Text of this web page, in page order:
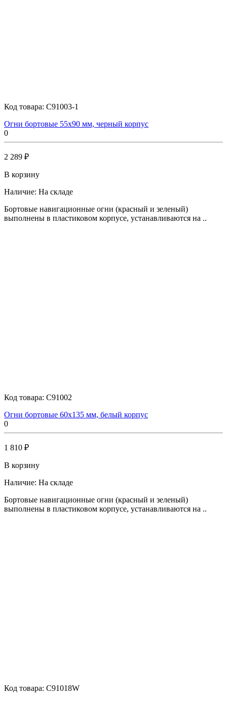
Код товара: C91003-1
Огни бортовые 55х90 мм, черный корпус
0
2 289 ₽
В корзину
Наличие: На складе
Бортовые навигационные огни (красный и зеленый)
выполнены в пластиковом корпусе, устанавливаются на ..
Код товара: C91002
Огни бортовые 60х135 мм, белый корпус
0
1 810 ₽
В корзину
Наличие: На складе
Бортовые навигационные огни (красный и зеленый)
выполнены в пластиковом корпусе, устанавливаются на ..
Код товара: C91018W